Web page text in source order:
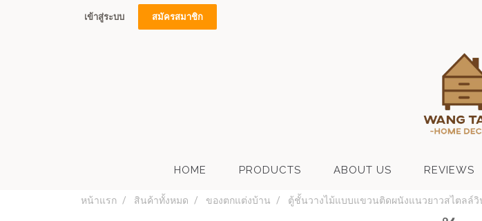
เข้าสู่ระบบ สมัครสมาชิก
HOME PRODUCTS ABOUT US REVIEWS
หน้าแรก สินค้าทั้งหมด ของตกแต่งบ้าน ตู้ชั้นวางไม้แบบแขวนติดผนังแนวยาวสไตลล์วิ